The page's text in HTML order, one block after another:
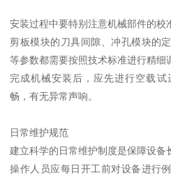
安装过程中要特别注意机械部件的校
剪板模块的刀具间隙、冲孔模块的
等参数都需要按照技术标准进行精细
完成机械安装后，应先进行空载
畅，有无异常声响。
日常维护规范
建立科学的日常维护制度是保障设备
操作人员应每日开工前对设备进行